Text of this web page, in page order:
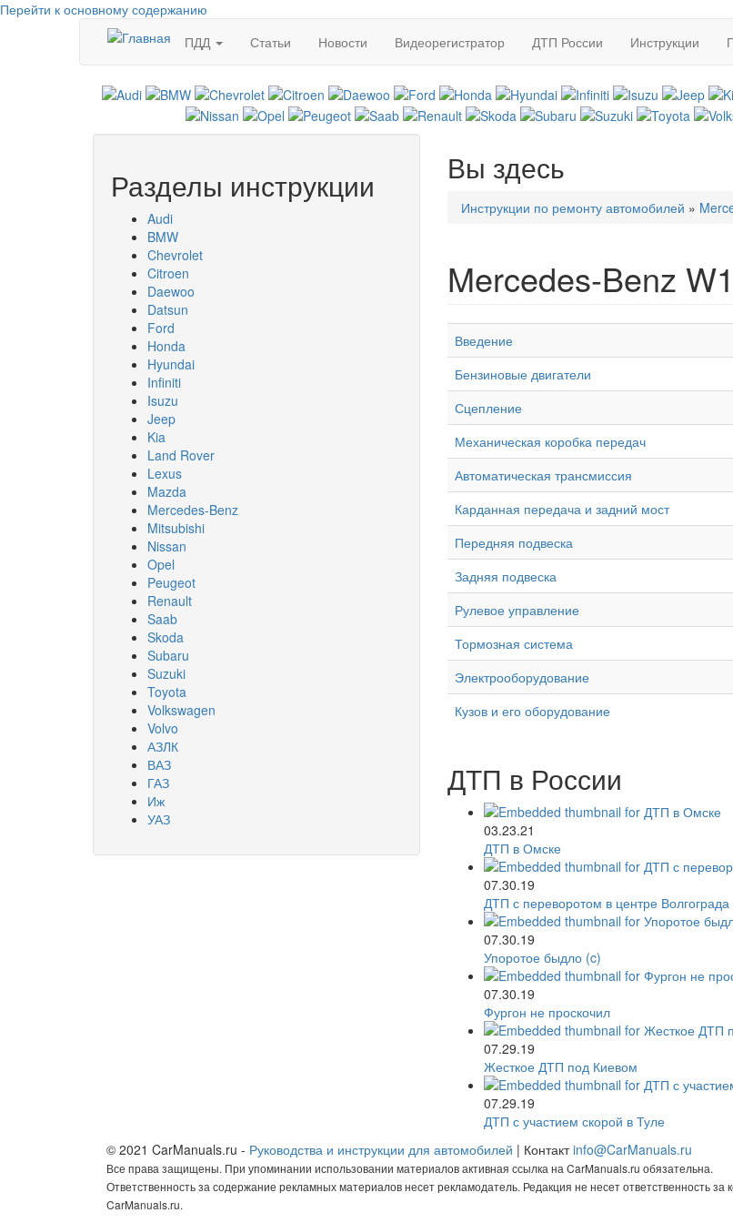
Перейти к основному содержанию
ПДД
Статьи Новости Видеорегистратор ДТП России Инструкции
Разделы инструкции
Audi
BMW
Chevrolet
Citroen
Daewoo
Datsun
Ford
Honda
Hyundai
Infiniti
Isuzu
Jeep
Kia
Land Rover
Lexus
Mazda
Mercedes-Benz
Mitsubishi
Nissan
Opel
Peugeot
Renault
Saab
Skoda
Subaru
Suzuki
Toyota
Volkswagen
Volvo
АЗЛК
ВАЗ
ГАЗ
Иж
УАЗ
Вы здесь
Инструкции по ремонту автомобилей »
Mercedes-Benz
Введение
Бензиновые двигатели
Сцепление
Механическая коробка передач
Автоматическая трансмиссия
Карданная передача и задний мост
Передняя подвеска
Задняя подвеска
Рулевое управление
Тормозная система
Электрооборудование
Кузов и его оборудование
ДТП в России
03.23.21
ДТП в Омске
07.30.19
ДТП с переворотом в центре Волгограда
07.30.19
Упоротое быдло (c)
07.30.19
Фургон не проскочил
07.29.19
Жесткое ДТП под Киевом
07.29.19
ДТП с участием скорой в Туле
© 2021 CarManuals.ru - Руководства и инструкции для автомобилей | Контактinfo@CarManuals.ru
Все права защищены. При упоминании использовании материалов активная ссылка на CarManuals.ru обязательна.
Ответственность за содержание рекламных материалов несет рекламодатель. Редакция не несет ответственность
CarManuals.ru.